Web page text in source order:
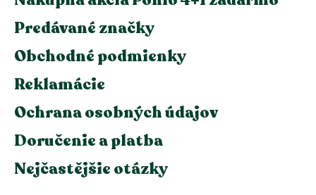
Predávané značky
Obchodné podmienky
Reklamácie
Ochrana osobných údajov
Doručenie a platba
Nejčastějšie otázky